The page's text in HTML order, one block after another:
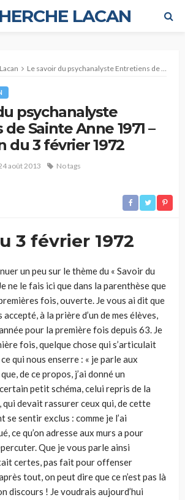
LACAN
Le savoir du psychanalyste Entretiens de Sainte Anne 1971 – 1972 Leçon du 3 février 1972
psychanalyste
Sainte Anne 1971 –
du 3 février 1972
août 2013 No tags
3 février 1972
un peu sur le thème du « Savoir du
ne le fais ici que dans la parenthèse que
fois, ouverte. Je vous ai dit que
accepté, à la prière d’un de mes élèves,
pour la première fois depuis 63. Je
fois, quelque chose qui s’articulait
qui nous enserre : « je parle aux
de ce propos, j’ai donné un
petit schéma, celui repris de la
devait rassurer ceux qui, de cette
se sentir exclus : comme je l’ai
ce qu’on adresse aux murs a pour
Que je vous parle ainsi
certes, pas fait pour offenser
tout, on peut dire que ce n’est pas là
discours ! Je voudrais aujourd’hui